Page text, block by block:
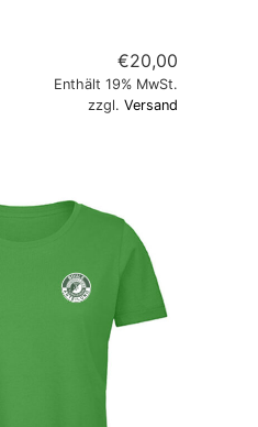
€20,00
Enthält 19% MwSt.
zzgl.Versand